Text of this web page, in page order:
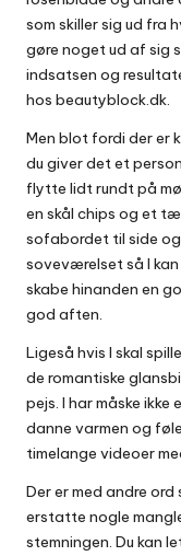
som skiller sig ud fra
gøre noget ud af sig
indsatsen og
hos beautyblock.dk.
Men blot fordi der er
du giver det et
flytte lidt rundt på
en skål chips og et
sofabordet til side
soveværelset så I
skabe hinanden en
god aften.
Ligeså hvis I skal
de romantiske
pejs. I har måske ikke
danne varmen og
timelange videoer
Der er med andre
erstatte nogle
stemningen. Du kan